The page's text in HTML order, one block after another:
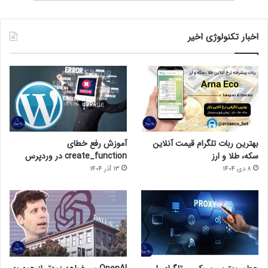
آنلاین بایدتبلیغات موثر و هدفمند داشته
باشی،،،دیجی تاپ، بزرگترین هلدینگ
استارت آپ، دیجیتال مارکتینگ و تبلیغات
هوشمند در کشور، هر چیزی که لازم باشد را
در اختیارتان می گذارد.
‫0/5 ‫(0 نظر)
کسب و کار آنلاین
اخبار تکنولوژی اخیر
بهترین ربات تلگرام قیمت آنلاین
سکه، طلا و ارز
8 دی 1404
آموزش رفع خطای
create_function در وردپرس
13 آذر 1404